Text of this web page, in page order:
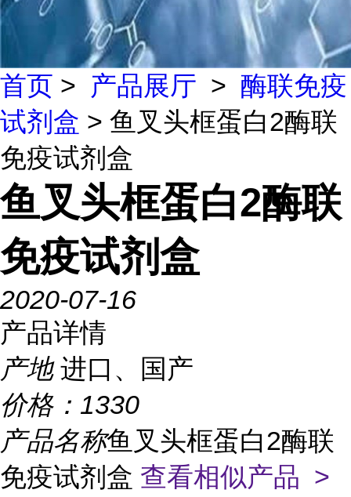
首页 > 产品展厅 > 酶联免疫
试剂盒 > 鱼叉头框蛋白2酶联
免疫试剂盒
鱼叉头框蛋白2酶联
免疫试剂盒
2020-07-16
产品详情
产地 进口、国产
价格： 1330
产品名称鱼叉头框蛋白2酶联
免疫试剂盒 查看相似产品 >